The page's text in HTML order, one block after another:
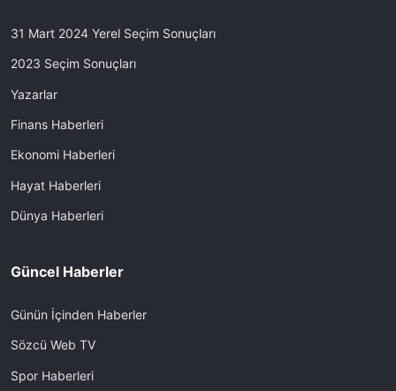
31 Mart 2024 Yerel Seçim Sonuçları
2023 Seçim Sonuçları
Yazarlar
Finans Haberleri
Ekonomi Haberleri
Hayat Haberleri
Dünya Haberleri
Güncel Haberler
Günün İçinden Haberler
Sözcü Web TV
Spor Haberleri